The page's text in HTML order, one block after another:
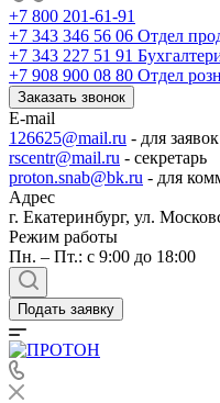
+7 800 201-61-91
+7 343 346 56 06 Отдел
+7 343 227 51 91
+7 908 900 08 80 Отдел
Заказать звонок
E-mail
126625@mail.ru - для заявок
rscentr@mail.ru - секретарь
proton.snab@bk.ru - для
Адрес
г. Екатеринбург, ул.
Режим работы
Пн. – Пт.: с 9:00 до 18:00
Подать заявку